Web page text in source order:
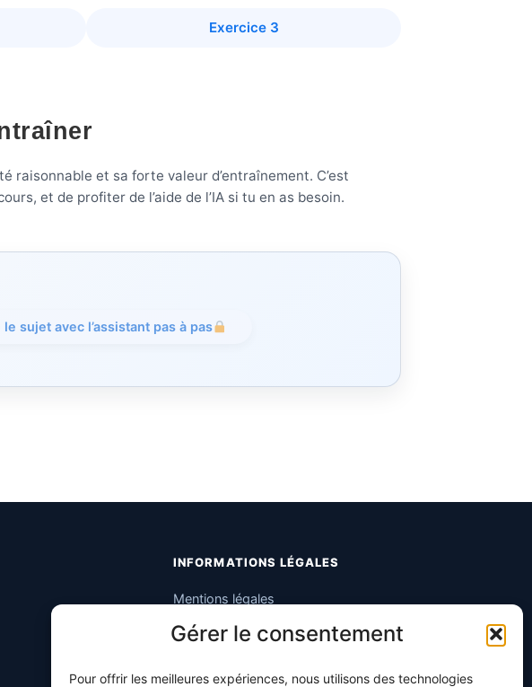
Gérer le consentement
Pour offrir les meilleures expériences, nous utilisons des technologies
Exercice 3
raisonnable et sa forte valeur d’entraînement. C’est
et de profiter de l’aide de l’IA si tu en as besoin.
le sujet avec l’assistant pas à pas
INFORMATIONS LÉGALES
Mentions légales
Politique de confidentialité